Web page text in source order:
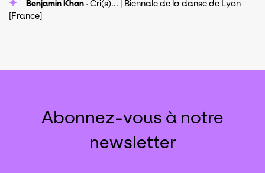
Benjamin Khan · Cri(s)... | Biennale de la danse de Lyon
[France]
Abonnez-vous à notre
newsletter